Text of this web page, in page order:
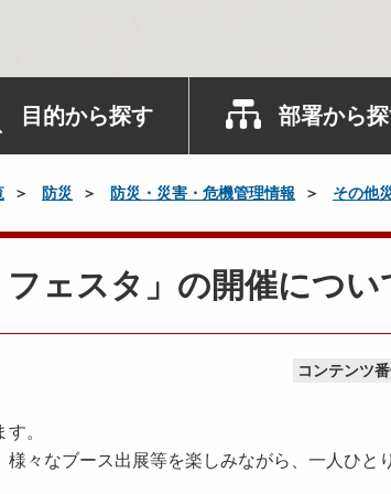
目的から探す 部署から
防災 防災・災害・危機管理情報 その他
フェスタ」の開催につい
コンテンツ
。
々なブース出展等を楽しみながら、一人ひと